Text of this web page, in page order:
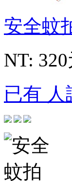
安全蚊
NT: 320
已有 人